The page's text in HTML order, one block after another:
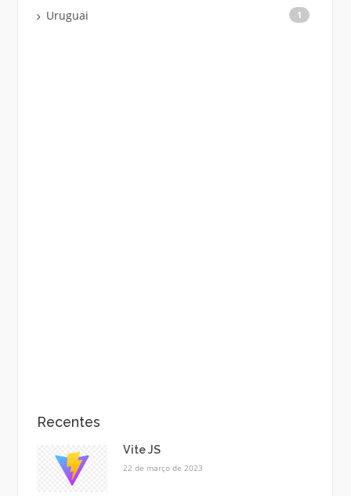
Uruguai 1
Recentes
Vite JS
22 de março de 2023